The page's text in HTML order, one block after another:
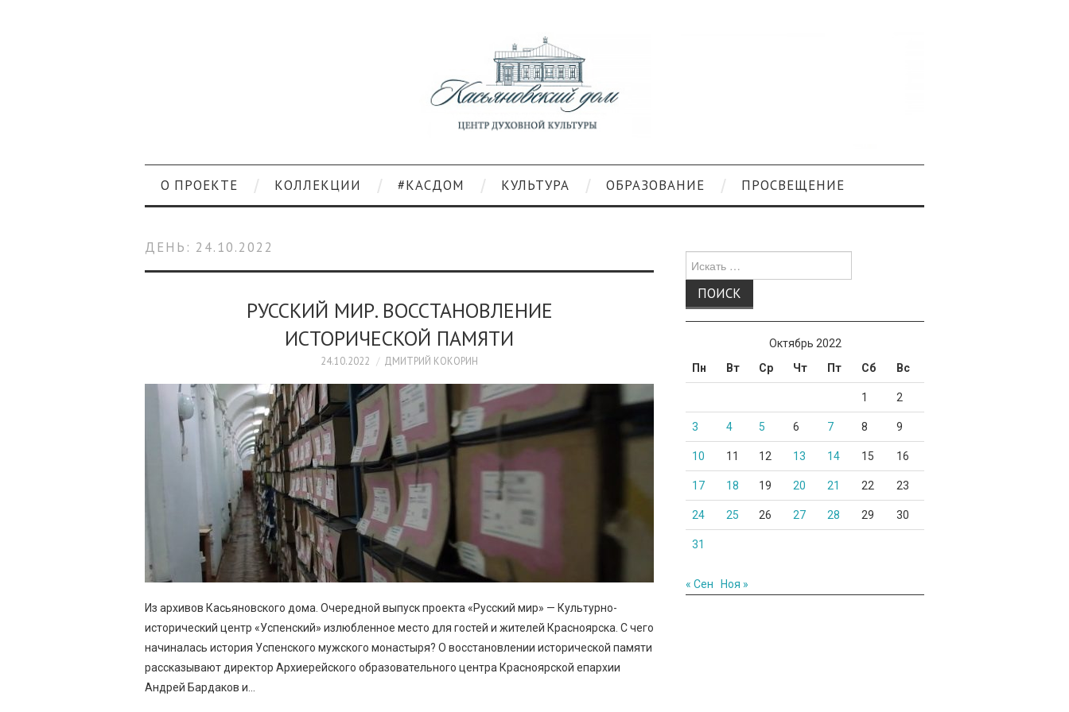
О ПРОЕКТЕ КОЛЛЕКЦИИ #КАСДОМ КУЛЬТУРА ОБРАЗОВАНИЕ ПРОСВЕЩЕНИЕ
ДЕНЬ: 24.10.2022
РУССКИЙ МИР. ВОССТАНОВЛЕНИЕ
ИСТОРИЧЕСКОЙ ПАМЯТИ
24.10.2022 ДМИТРИЙ КОКОРИН
Из архивов Касьяновского дома. Очередной выпуск проекта «Русский мир» — Культурно-
исторический центр «Успенский» излюбленное место для гостей и жителей Красноярска. С чего
начиналась история Успенского мужского монастыря? О восстановлении исторической памяти
рассказывают директор Архиерейского образовательного центра Красноярской епархии
Андрей Бардаков и…
для:
Октябрь 2022
Пн
Вт Ср Чт Пт Сб Вс
1 2
3 4 5 6 7 8 9
10 11 12 13 14 15 16
17 18 19 20 21 22 23
24 25 26 27 28 29 30
31
« Сен Ноя »